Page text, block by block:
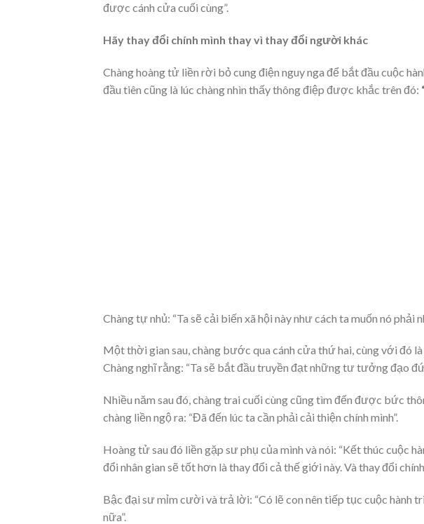
được cánh cửa cuối cùng”.
Hãy thay đổi chính mình thay vì thay đổi người khác
Chàng hoàng tử liền rời bỏ cung điện nguy nga để bắt đầu cuộc
đầu tiên cũng là lúc chàng nhìn thấy thông điệp được khắc trên đó:
Chàng tự nhủ: “Ta sẽ cải biến xã hội này như cách ta muốn nó phải
Một thời gian sau, chàng bước qua cánh cửa thứ hai, cùng với đó
Chàng nghĩ rằng: “Ta sẽ bắt đầu truyền đạt những tư tưởng đạo
Nhiều năm sau đó, chàng trai cuối cùng cũng tìm đến được bức
chàng liền ngộ ra: “Đã đến lúc ta cần phải cải thiện chính mình”.
Hoàng tử sau đó liền gặp sư phụ của mình và nói: “Kết thúc cuộc
đổi nhân gian sẽ tốt hơn là thay đổi cả thế giới này. Và thay đổi
Bậc đại sư mỉm cười và trả lời: “Có lẽ con nên tiếp tục cuộc hành
nữa”.